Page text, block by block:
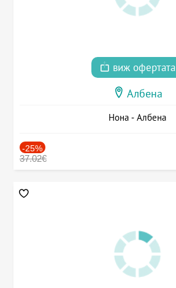
виж офертата
Албена
Нона - Албена
-25%
37.02€